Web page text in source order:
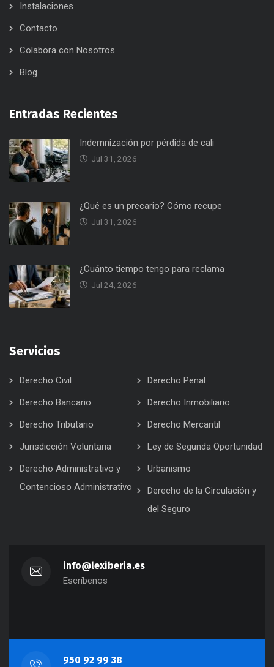
Instalaciones
Contacto
Colabora con Nosotros
Blog
Entradas Recientes
Indemnización por pérdida de cali
Jul 31, 2026
¿Qué es un precario? Cómo recupe
Jul 31, 2026
¿Cuánto tiempo tengo para reclama
Jul 24, 2026
Servicios
Derecho Civil
Derecho Penal
Derecho Bancario
Derecho Inmobiliario
Derecho Tributario
Derecho Mercantil
Jurisdicción Voluntaria
Ley de Segunda Oportunidad
Derecho Administrativo y
Contencioso Administrativo
Urbanismo
Derecho de la Circulación y
del Seguro
info@lexiberia.es
Escríbenos
950 92 99 38